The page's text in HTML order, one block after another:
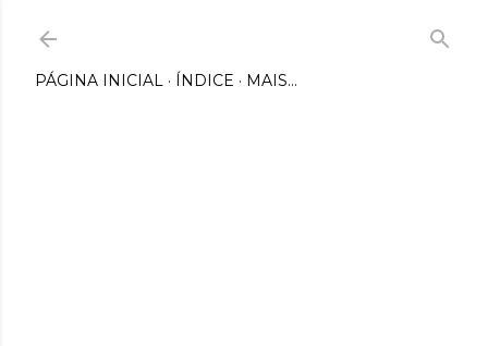
PÁGINA INICIAL ÍNDICE MAIS…